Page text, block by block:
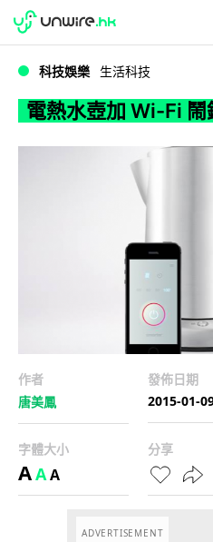
電熱水壺加 Wi-Fi
WWDC 2026
科技娛樂 生活科技
電熱水壺加 Wi-Fi 鬧
作者
唐美鳳
發佈日期
2015-01-
字體大小
AAA
分享
ADVERTISEMENT